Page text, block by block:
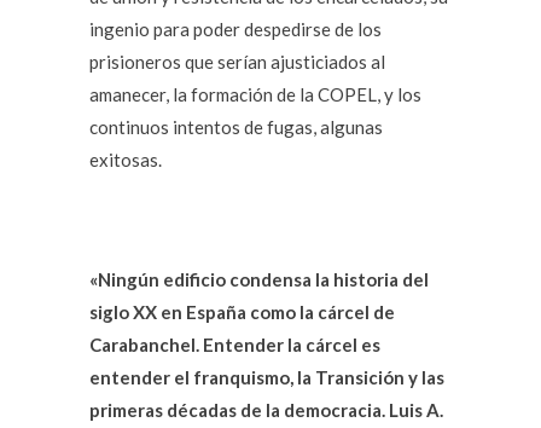
ingenio para poder despedirse de los
prisioneros que serían ajusticiados al
amanecer, la formación de la COPEL, y los
continuos intentos de fugas, algunas
exitosas.
«Ningún edificio condensa la historia del
siglo XX en España como la cárcel de
Carabanchel. Entender la cárcel es
entender el franquismo, la Transición y las
primeras décadas de la democracia. Luis A.